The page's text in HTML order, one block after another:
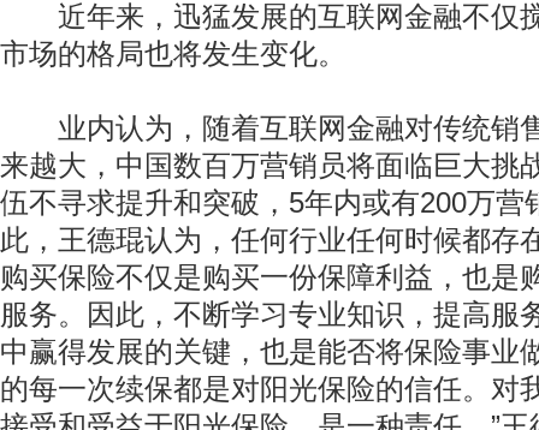
近年来，迅猛发展的互联网金融不仅
市场的格局也将发生变化。
业内认为，随着互联网金融对传统销
来越大，中国数百万营销员将面临巨大挑
伍不寻求提升和突破，5年内或有200万营
此，王德琨认为，任何行业任何时候都存
购买保险不仅是购买一份保障利益，也是
服务。因此，不断学习专业知识，提高服
中赢得发展的关键，也是能否将保险事业
的每一次续保都是对阳光保险的信任。对